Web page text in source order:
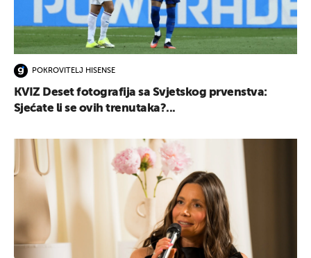
POKROVITELJ HISENSE
KVIZ Deset fotografija sa Svjetskog prvenstva:
Sjećate li se ovih trenutaka?...